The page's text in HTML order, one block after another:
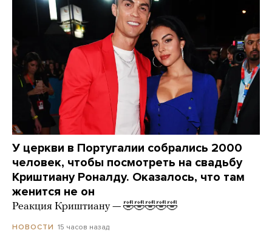
У церкви в Португалии собрались 2000
человек, чтобы посмотреть на свадьбу
Криштиану Роналду. Оказалось, что там
женится не он
Реакция Криштиану — 🤣🤣🤣🤣🤣
НОВОСТИ 15 часов назад